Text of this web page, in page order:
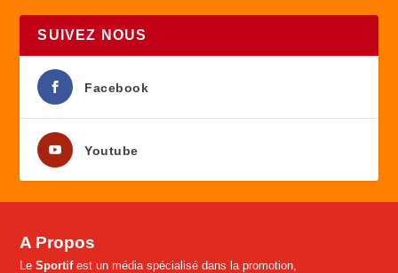
SUIVEZ NOUS
Facebook
Youtube
A Propos
LeSportifest un média spécialisé dans la promotion,